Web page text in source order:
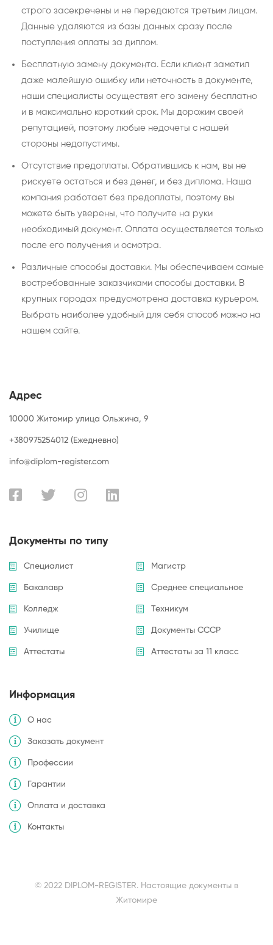
строго засекречены и не передаются третьим лицам.
Данные удаляются из базы данных сразу после
поступления оплаты за диплом.
Бесплатную замену документа. Если клиент заметил
даже малейшую ошибку или неточность в документе,
наши специалисты осуществят его замену бесплатно
и в максимально короткий срок. Мы дорожим своей
репутацией, поэтому любые недочеты с нашей
стороны недопустимы.
Отсутствие предоплаты. Обратившись к нам, вы не
рискуете остаться и без денег, и без диплома. Наша
компания работает без предоплаты, поэтому вы
можете быть уверены, что получите на руки
необходимый документ. Оплата осуществляется только
после его получения и осмотра.
Различные способы доставки. Мы обеспечиваем самые
востребованные заказчиками способы доставки. В
крупных городах предусмотрена доставка курьером.
Выбрать наиболее удобный для себя способ можно на
нашем сайте.
Адрес
10000 Житомир улица Ольжича, 9
+380975254012 (Ежедневно)
info@diplom-register.com
Документы по типу
Специалист Магистр
Бакалавр Среднее специальное
Колледж Техникум
Училище Документы СССР
Аттестаты Аттестаты за 11 класс
Информация
О нас
Заказать документ
Профессии
Гарантии
Оплата и доставка
Контакты
© 2022 DIPLOM-REGISTER. Настоящие документы в
Житомире